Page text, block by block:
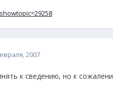
2007
к сведению, но к